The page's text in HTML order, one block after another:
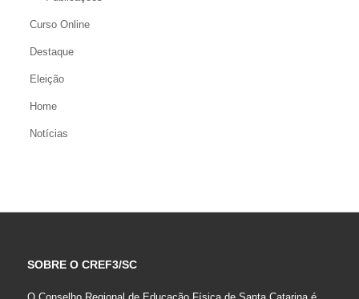
Curso Online
Destaque
Eleição
Home
Notícias
SOBRE O CREF3/SC